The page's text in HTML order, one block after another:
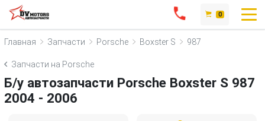
0
Главная Запчасти Porsche Boxster S 987
Запчасти на Porsche
Б/у автозапчасти Porsche Boxster S 987
2004 - 2006